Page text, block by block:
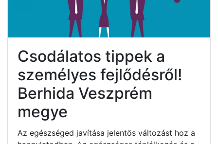
Csodálatos tippek a
személyes fejlődésről!
Berhida Veszprém
megye
Az egészséged javítása jelentős változást hoz a